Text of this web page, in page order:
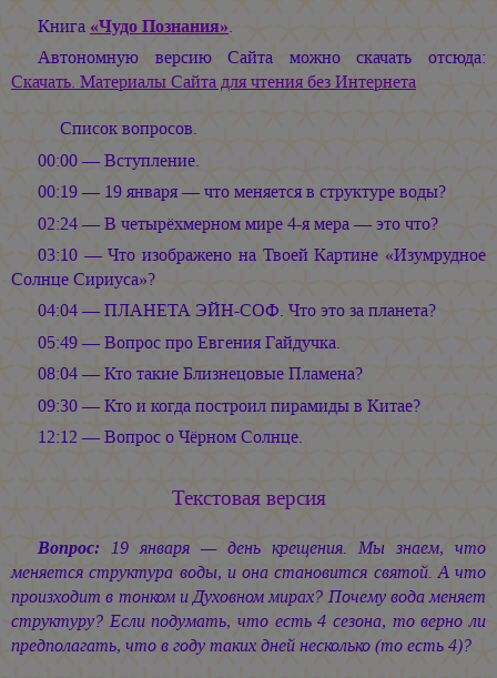
Книга «Чудо Познания».
Автономную версию Сайта можно скачать отсюда:
Скачать. Материалы Сайта для чтения без Интернета
Список вопросов.
00:00 — Вступление.
00:19 — 19 января — что меняется в структуре воды?
02:24 — В четырёхмерном мире 4-я мера — это что?
03:10 — Что изображено на Твоей Картине «Изумрудное
Солнце Сириуса»?
04:04 — ПЛАНЕТА ЭЙН-СОФ. Что это за планета?
05:49 — Вопрос про Евгения Гайдучка.
08:04 — Кто такие Близнецовые Пламена?
09:30 — Кто и когда построил пирамиды в Китае?
12:12 — Вопрос о Чёрном Солнце.
Текстовая версия
Вопрос: 19 января — день крещения. Мы знаем, что
меняется структура воды, и она становится святой. А что
произходит в тонком и Духовном мирах? Почему вода меняет
структуру? Если подумать, что есть 4 сезона, то верно ли
предполагать, что в году таких дней несколько (то есть 4)?